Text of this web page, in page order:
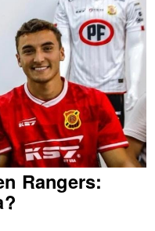
Rangers: